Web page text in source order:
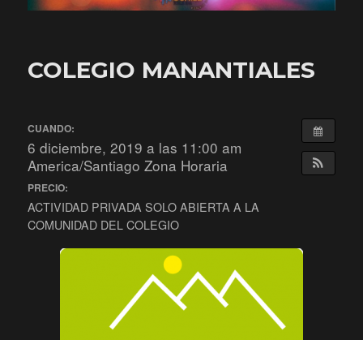
COLEGIO MANANTIALES
CUANDO:
6 diciembre, 2019 a las 11:00 am
America/Santiago Zona Horaria
PRECIO:
ACTIVIDAD PRIVADA SOLO ABIERTA A LA
COMUNIDAD DEL COLEGIO